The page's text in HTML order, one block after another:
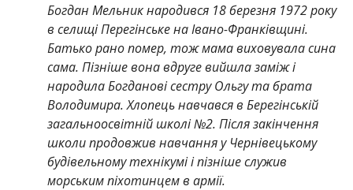
Богдан Мельник народився 18 березня 1972 року
в селищі Перегінське на Івано-Франківщині.
Батько рано помер, тож мама виховувала сина
сама. Пізніше вона вдруге вийшла заміж і
народила Богданові сестру Ольгу та брата
Володимира. Хлопець навчався в Берегінській
загальноосвітній школі №2. Після закінчення
школи продовжив навчання у Чернівецькому
будівельному технікумі і пізніше служив
морським піхотинцем в армії.